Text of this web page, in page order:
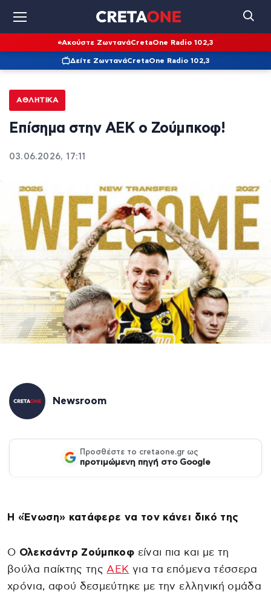
Ακούστε ΖωντανάCretaOne Radio 102,3
Δείτε ΖωντανάCretaOne Radio 102,3
ΑΘΛΗΤΙΚΆ
Επίσημα στην ΑΕΚ ο Ζούμπκοφ!
03.06.2026, 17:11
Newsroom
Προσθέστε το cretaone.gr ως
προτιμώμενη πηγή στο Google
H «Ένωση» κατάφερε να τον κάνει δικό της
Ο Ολεκσάντρ Ζούμπκοφ είναι πια και με τη
βούλα παίκτης της ΑΕΚ για τα επόμενα τέσσερα
χρόνια, αφού δεσμεύτηκε με την ελληνική ομάδα